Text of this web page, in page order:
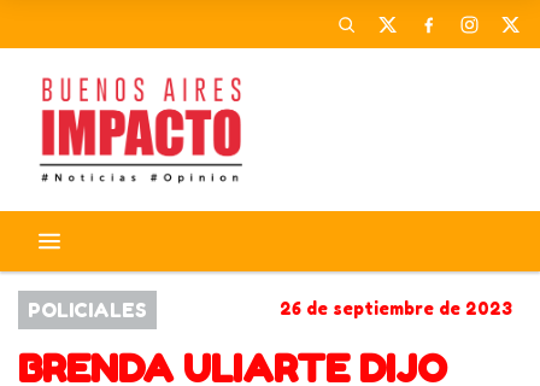
POLICIALES 26 de septiembre de 2023
BRENDA ULIARTE DIJO